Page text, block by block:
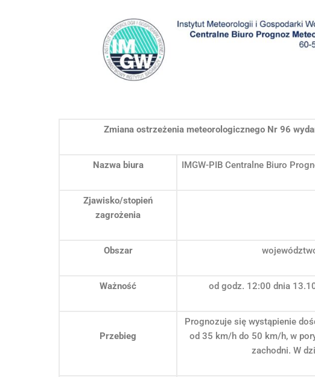
Zmiana ostrzeżenia meteorologicznego Nr 96
Nazwa biura IMGW-PIB Centralne Biuro
Zjawisko/stopień
zagrożenia
Obszar
Ważność od godz. 12:00 dnia
Przebieg
Prognozuje się wystąpienie
od 35 km/h do 50 km/h, w
zachodni. W